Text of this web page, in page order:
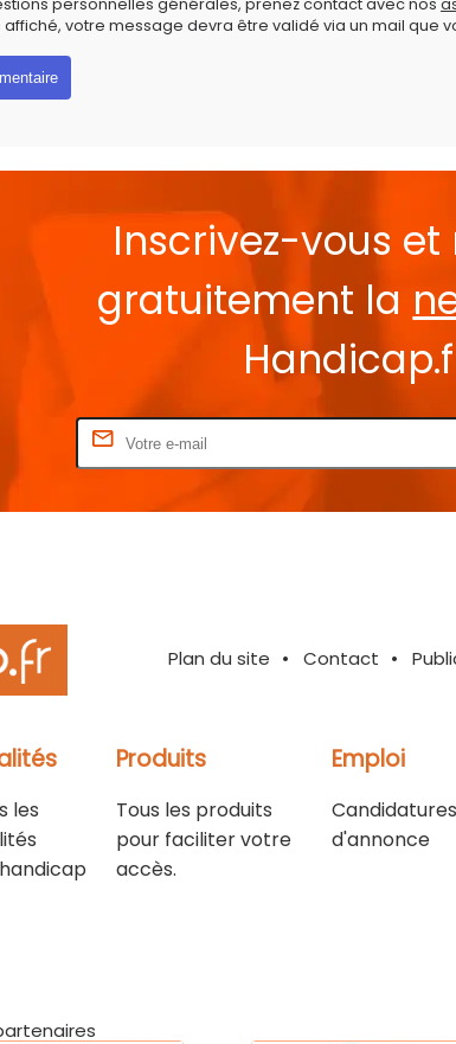
votre message devra être validé via un mail que
Inscrivez-vous et
gratuitement la
Plan du site Contact
les
Produits
Tous les produits
pour faciliter votre
accès.
Emploi
d'annonce